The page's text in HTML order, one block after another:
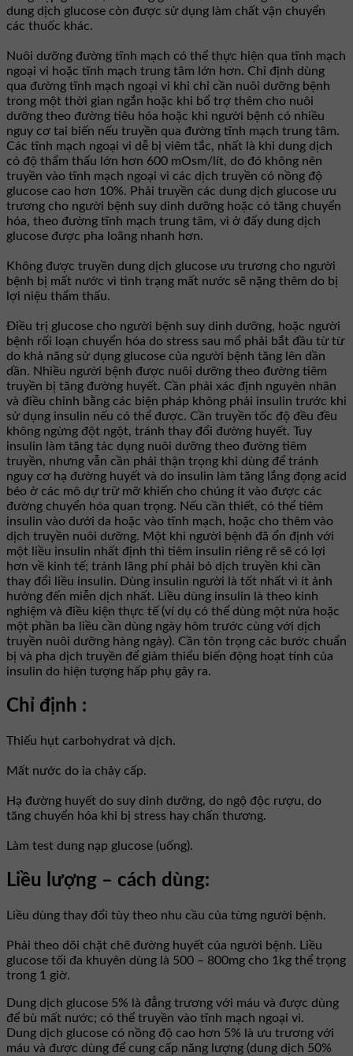
dung dịch glucose còn được sử dụng làm chất vận chuyển
các thuốc khác.
Nuôi dưỡng đường tĩnh mạch có thể thực hiện qua tĩnh mạch
ngoại vi hoặc tĩnh mạch trung tâm lớn hơn. Chỉ định dùng
qua đường tĩnh mạch ngoại vi khi chỉ cần nuôi dưỡng bệnh
trong một thời gian ngắn hoặc khi bổ trợ thêm cho nuôi
dưỡng theo đường tiêu hóa hoặc khi người bệnh có nhiều
nguy cơ tai biến nếu truyền qua đường tĩnh mạch trung tâm.
Các tĩnh mạch ngoại vi dễ bị viêm tắc, nhất là khi dung dịch
có độ thẩm thấu lớn hơn 600 mOsm/lít, do đó không nên
truyền vào tĩnh mạch ngoại vi các dịch truyền có nồng độ
glucose cao hơn 10%. Phải truyền các dung dịch glucose ưu
trương cho người bệnh suy dinh dưỡng hoặc có tăng chuyển
hóa, theo đường tĩnh mạch trung tâm, vì ở đấy dung dịch
glucose được pha loãng nhanh hơn.
Không được truyền dung dịch glucose ưu trương cho người
bệnh bị mất nước vì tình trạng mất nước sẽ nặng thêm do bị
lợi niệu thẩm thấu.
Điều trị glucose cho người bệnh suy dinh dưỡng, hoặc người
bệnh rối loạn chuyển hóa do stress sau mổ phải bắt đầu từ từ
do khả năng sử dụng glucose của người bệnh tăng lên dần
dần. Nhiều người bệnh được nuôi dưỡng theo đường tiêm
truyền bị tăng đường huyết. Cần phải xác định nguyên nhân
và điều chỉnh bằng các biện pháp không phải insulin trước khi
sử dụng insulin nếu có thể được. Cần truyền tốc độ đều đều
không ngừng đột ngột, tránh thay đổi đường huyết. Tuy
insulin làm tăng tác dụng nuôi dưỡng theo đường tiêm
truyền, nhưng vẫn cần phải thận trọng khi dùng để tránh
nguy cơ hạ đường huyết và do insulin làm tăng lắng đọng acid
béo ở các mô dự trữ mỡ khiến cho chúng ít vào được các
đường chuyển hóa quan trọng. Nếu cần thiết, có thể tiêm
insulin vào dưới da hoặc vào tĩnh mạch, hoặc cho thêm vào
dịch truyền nuôi dưỡng. Một khi người bệnh đã ổn định với
một liều insulin nhất định thì tiêm insulin riêng rẽ sẽ có lợi
hơn về kinh tế; tránh lãng phí phải bỏ dịch truyền khi cần
thay đổi liều insulin. Dùng insulin người là tốt nhất vì ít ảnh
hưởng đến miễn dịch nhất. Liều dùng insulin là theo kinh
nghiệm và điều kiện thực tế (ví dụ có thể dùng một nửa hoặc
một phần ba liều cần dùng ngày hôm trước cùng với dịch
truyền nuôi dưỡng hàng ngày). Cần tôn trọng các bước chuẩn
bị và pha dịch truyền để giảm thiểu biến động hoạt tính của
insulin do hiện tượng hấp phụ gây ra.
Chỉ định :
Thiếu hụt carbohydrat và dịch.
Mất nước do ỉa chảy cấp.
Hạ đường huyết do suy dinh dưỡng, do ngộ độc rượu, do
tăng chuyển hóa khi bị stress hay chấn thương.
Làm test dung nạp glucose (uống).
Liều lượng – cách dùng:
Liều dùng thay đổi tùy theo nhu cầu của từng người bệnh.
Phải theo dõi chặt chẽ đường huyết của người bệnh. Liều
glucose tối đa khuyên dùng là 500 – 800mg cho 1kg thể trọng
trong 1 giờ.
Dung dịch glucose 5% là đẳng trương với máu và được dùng
để bù mất nước; có thể truyền vào tĩnh mạch ngoại vi.
Dung dịch glucose có nồng độ cao hơn 5% là ưu trương với
máu và được dùng để cung cấp năng lượng (dung dịch 50%